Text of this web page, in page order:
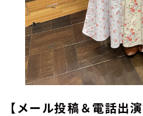
【メール投稿＆電話出